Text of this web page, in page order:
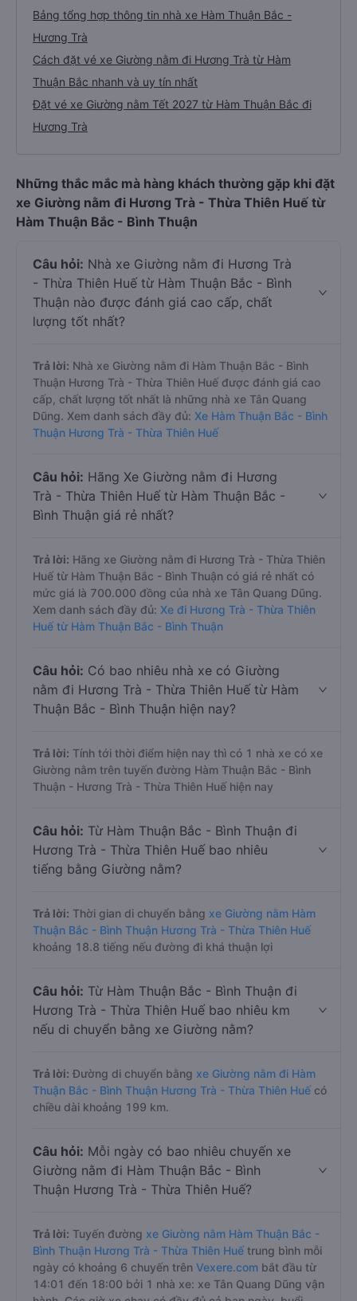
Bảng tổng hợp thông tin nhà xe Hàm Thuận Bắc -
Hương Trà
Cách đặt vé xe Giường nằm đi Hương Trà từ Hàm
Thuận Bắc nhanh và uy tín nhất
Đặt vé xe Giường nằm Tết 2027 từ Hàm Thuận Bắc đi
Hương Trà
Những thắc mắc mà hàng khách thường gặp khi đặt
xe Giường nằm đi Hương Trà - Thừa Thiên Huế từ
Hàm Thuận Bắc - Bình Thuận
Câu hỏi: Nhà xe Giường nằm đi Hương Trà
- Thừa Thiên Huế từ Hàm Thuận Bắc - Bình
Thuận nào được đánh giá cao cấp, chất
lượng tốt nhất?
Trả lời: Nhà xe Giường nằm đi Hàm Thuận Bắc - Bình
Thuận Hương Trà - Thừa Thiên Huế được đánh giá cao
cấp, chất lượng tốt nhất là những nhà xe Tân Quang
Dũng. Xem danh sách đầy đủ: Xe Hàm Thuận Bắc - Bình
Thuận Hương Trà - Thừa Thiên Huế
Câu hỏi: Hãng Xe Giường nằm đi Hương
Trà - Thừa Thiên Huế từ Hàm Thuận Bắc -
Bình Thuận giá rẻ nhất?
Trả lời: Hãng xe Giường nằm đi Hương Trà - Thừa Thiên
Huế từ Hàm Thuận Bắc - Bình Thuận có giá rẻ nhất có
mức giá là 700.000 đồng của nhà xe Tân Quang Dũng.
Xem danh sách đầy đủ: Xe đi Hương Trà - Thừa Thiên
Huế từ Hàm Thuận Bắc - Bình Thuận
Câu hỏi: Có bao nhiêu nhà xe có Giường
nằm đi Hương Trà - Thừa Thiên Huế từ Hàm
Thuận Bắc - Bình Thuận hiện nay?
Trả lời: Tính tới thời điểm hiện nay thì có 1 nhà xe có xe
Giường nằm trên tuyến đường Hàm Thuận Bắc - Bình
Thuận - Hương Trà - Thừa Thiên Huế hiện nay
Câu hỏi: Từ Hàm Thuận Bắc - Bình Thuận đi
Hương Trà - Thừa Thiên Huế bao nhiêu
tiếng bằng Giường nằm?
Trả lời: Thời gian di chuyển bằng xe Giường nằm Hàm
Thuận Bắc - Bình Thuận Hương Trà - Thừa Thiên Huế
khoảng 18.8 tiếng nếu đường đi khá thuận lợi
Câu hỏi: Từ Hàm Thuận Bắc - Bình Thuận đi
Hương Trà - Thừa Thiên Huế bao nhiêu km
nếu di chuyển bằng xe Giường nằm?
Trả lời: Đường di chuyển bằng xe Giường nằm đi Hàm
Thuận Bắc - Bình Thuận Hương Trà - Thừa Thiên Huế có
chiều dài khoảng 199 km.
Câu hỏi: Mỗi ngày có bao nhiêu chuyến xe
Giường nằm đi Hàm Thuận Bắc - Bình
Thuận Hương Trà - Thừa Thiên Huế?
Trả lời: Tuyến đường xe Giường nằm Hàm Thuận Bắc -
Bình Thuận Hương Trà - Thừa Thiên Huế trung bình mỗi
ngày có khoảng 6 chuyến trên Vexere.com bắt đầu từ
14:01 đến 18:00 bởi 1 nhà xe: xe Tân Quang Dũng vận